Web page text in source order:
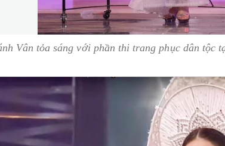
Vân tỏa sáng với phần thi trang phục dân tộc